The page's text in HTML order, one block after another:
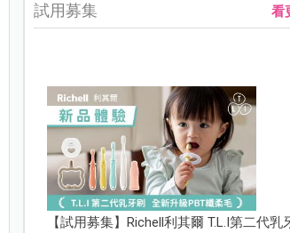
試用募集 看
【試用募集】Richell利其爾 T.L.I第二代乳